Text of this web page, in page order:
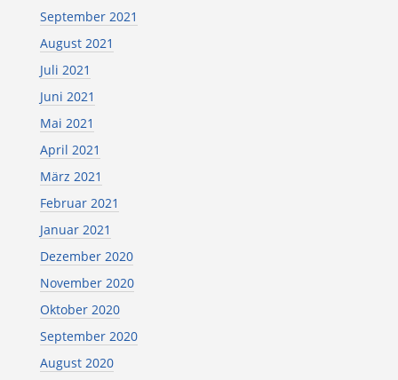
September 2021
August 2021
Juli 2021
Juni 2021
Mai 2021
April 2021
März 2021
Februar 2021
Januar 2021
Dezember 2020
November 2020
Oktober 2020
September 2020
August 2020